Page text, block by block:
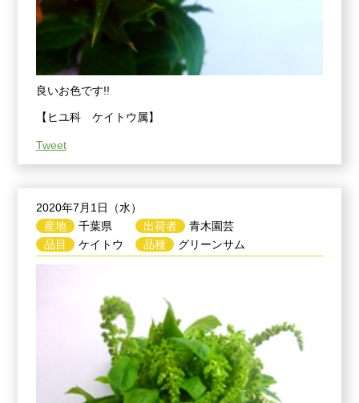
良いお色です!!
【ヒユ科 ケイトウ属】
Tweet
2020年7月1日（水）
産地
千葉県
品目
ケイトウ
出荷者
青木園芸
品種
グリーンサム